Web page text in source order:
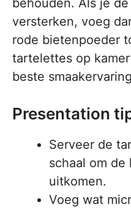
behouden. Als je
versterken, voeg
rode bietenpoeder
tartelettes op
beste
Presentation
Serveer de
schaal om
uitkomen.
Voeg wat